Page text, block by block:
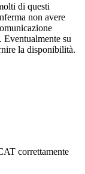
di questi
non avere
su
la disponibilità.
correttamente